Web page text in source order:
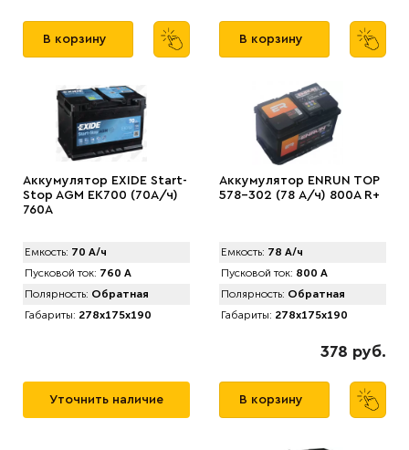
В корзину В корзину
Аккумулятор EXIDE Start-
Stop AGM EK700 (70А/ч)
760A
Емкость: 70 А/ч
Пусковой ток: 760 А
Полярность: Обратная
Габариты: 278x175x190
Уточнить наличие
Аккумулятор ENRUN TOP
578-302 (78 А/ч) 800A R+
Емкость: 78 А/ч
Пусковой ток: 800 А
Полярность: Обратная
Габариты: 278x175x190
378 руб.
В корзину